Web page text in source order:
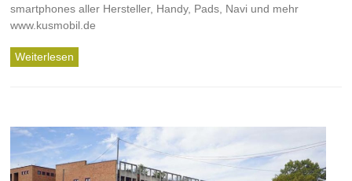
smartphones aller Hersteller, Handy, Pads, Navi und mehr
www.kusmobil.de
Weiterlesen